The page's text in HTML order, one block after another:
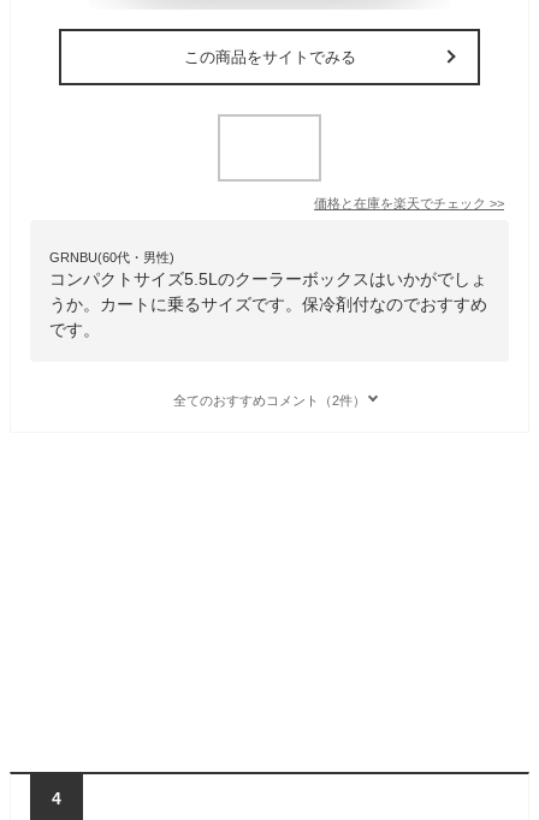
この商品をサイトでみる
価格と在庫を楽天でチェック >>
GRNBU(60代・男性)
コンパクトサイズ5.5Lのクーラーボックスはいかがでしょ
うか。カートに乗るサイズです。保冷剤付なのでおすすめ
です。
全てのおすすめコメント（2件）
4